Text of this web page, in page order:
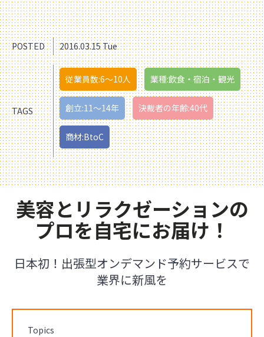
POSTED 2016.03.15 Tue
TAGS
従業員数:6～10人 業種:飲食・宿泊・観光
創立:11〜14年 決裁者の年齢:40代
商材:BtoC
美容とリラクゼーションの
プロを自宅にお届け！
日本初！出張型オンデマンド予約サービスで
業界に新風を
Topics